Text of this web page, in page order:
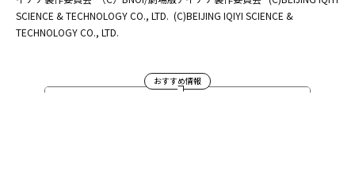
SCIENCE & TECHNOLOGY CO., LTD. (C)BEIJING IQIYI SCIENCE &
TECHNOLOGY CO., LTD.
おすすめ情報